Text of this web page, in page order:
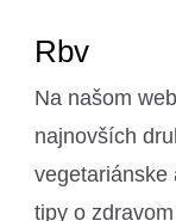
Rbv
Na našom
najnovších
vegetariánske
tipy o